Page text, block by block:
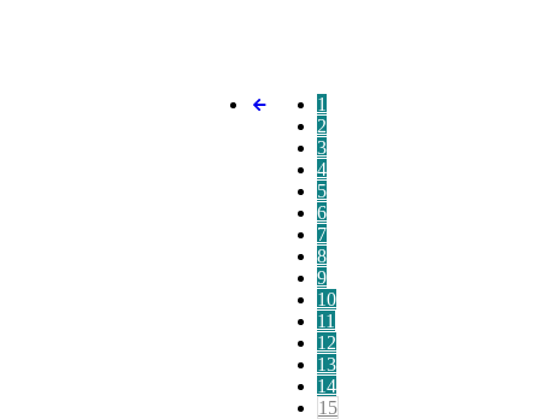
1
2
3
4
5
6
7
8
9
10
11
12
13
14
15